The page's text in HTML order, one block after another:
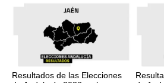
Resultados de las Elecciones